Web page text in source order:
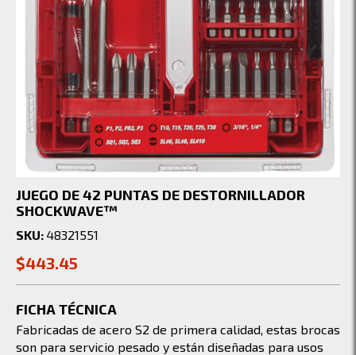
JUEGO DE 42 PUNTAS DE DESTORNILLADOR
SHOCKWAVE™
SKU: 48321551
$443.45
FICHA TÉCNICA
Fabricadas de acero S2 de primera calidad, estas brocas
son para servicio pesado y están diseñadas para usos